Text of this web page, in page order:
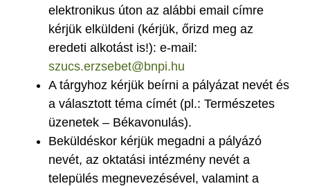
elektronikus úton az alábbi email címre
kérjük elküldeni (kérjük, őrizd meg az
eredeti alkotást is!): e-mail:
szucs.erzsebet@bnpi.hu
A tárgyhoz kérjük beírni a pályázat nevét és
a választott téma címét (pl.: Természetes
üzenetek – Békavonulás).
Beküldéskor kérjük megadni a pályázó
nevét, az oktatási intézmény nevét a
település megnevezésével, valamint a